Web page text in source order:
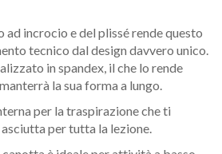
ad incrocio e del plissé rende questo
tecnico dal design davvero unico.
in spandex, il che lo rende
la sua forma a lungo.
per la traspirazione che ti
per tutta la lezione.